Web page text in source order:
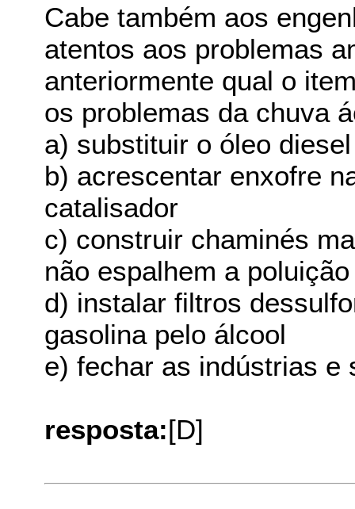
Cabe também aos
atentos aos problemas
anteriormente qual o
os problemas da chuva
a) substituir o óleo
b) acrescentar enxofre
catalisador
c) construir chaminés
não espalhem a poluição
d) instalar filtros
gasolina pelo álcool
e) fechar as indústrias e
resposta:[D]